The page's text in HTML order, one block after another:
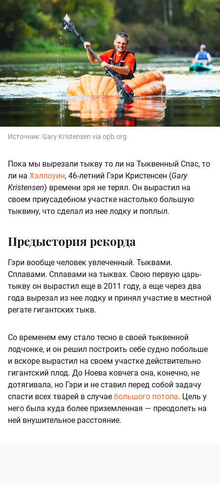
Источник: Gary Kristensen via opb.org
Пока мы вырезали тыкву то ли на Тыквенный Спас, то
ли на Хэллоуин, 46-летний Гэри Кристенсен (Gary
Kristensen) времени зря не терял. Он вырастил на
своем приусадебном участке настолько большую
тыквину, что сделал из нее лодку и поплыл.
Предыстория рекорда
Гэри вообще человек увлеченный. Тыквами.
Сплавами. Сплавами на тыквах. Свою первую царь-
тыкву он вырастил еще в 2011 году, а еще через два
года вырезал из нее лодку и принял участие в местной
регате гигантских тыкв.
Со временем ему стало тесно в своей тыквенной
лодчонке, и он решил построить себе судно побольше
и вскоре вырастил на своем участке действительно
гигантский плод. До Ноева ковчега она, конечно, не
дотягивала, но Гэри и не ставил перед собой задачу
спасти всех тварей в случае большого потопа. Цель у
него была куда более приземленная — преодолеть на
ней внушительное расстояние.